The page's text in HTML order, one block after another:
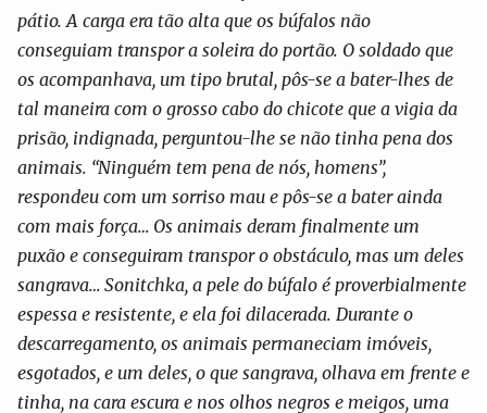
pátio. A carga era tão alta que os búfalos não
conseguiam transpor a soleira do portão. O soldado que
os acompanhava, um tipo brutal, pôs-se a bater-lhes de
tal maneira com o grosso cabo do chicote que a vigia da
prisão, indignada, perguntou-lhe se não tinha pena dos
animais. “Ninguém tem pena de nós, homens”,
respondeu com um sorriso mau e pôs-se a bater ainda
com mais força… Os animais deram finalmente um
puxão e conseguiram transpor o obstáculo, mas um deles
sangrava… Sonitchka, a pele do búfalo é proverbialmente
espessa e resistente, e ela foi dilacerada. Durante o
descarregamento, os animais permaneciam imóveis,
esgotados, e um deles, o que sangrava, olhava em frente e
tinha, na cara escura e nos olhos negros e meigos, uma